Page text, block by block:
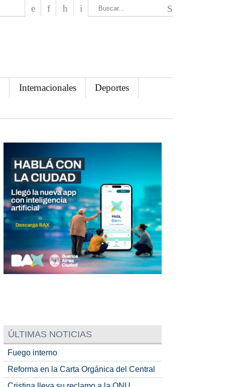
Internacionales
Deportes
ÚLTIMAS NOTICIAS
Fuego interno
Reforma en la Carta Orgánica del Central